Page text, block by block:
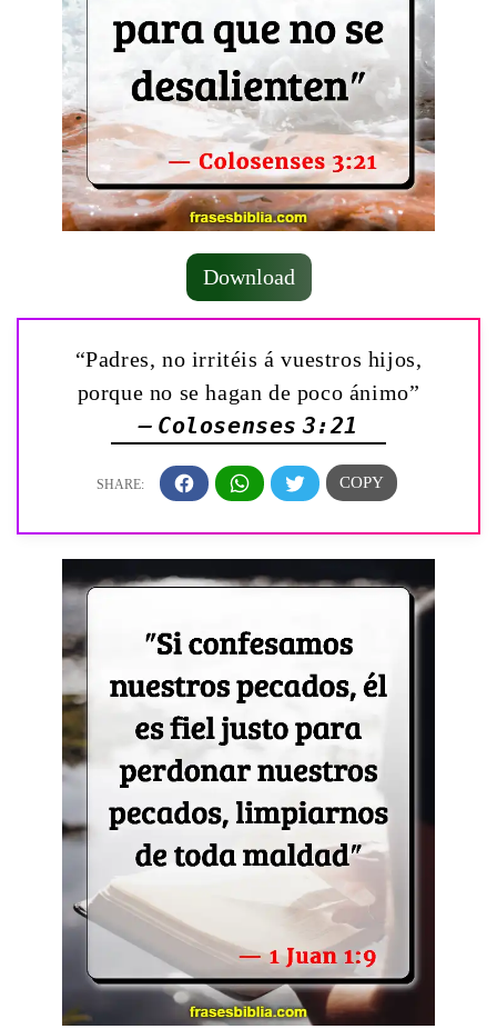
Download
“Padres, no irritéis á vuestros hijos,
porque no se hagan de poco ánimo”
— Colosenses 3:21